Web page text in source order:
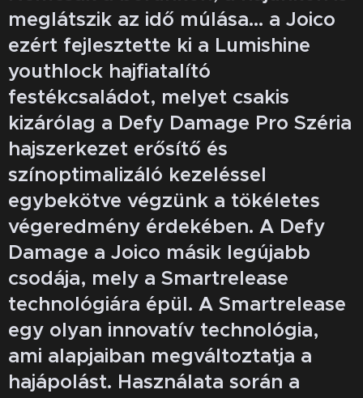
meglátszik az idő múlása... a Joico
ezért fejlesztette ki a Lumishine
youthlock hajfiatalító
festékcsaládot, melyet csakis
kizárólag a Defy Damage Pro Széria
hajszerkezet erősítő és
színoptimalizáló kezeléssel
egybekötve végzünk a tökéletes
végeredmény érdekében. A Defy
Damage a Joico másik legújabb
csodája, mely a Smartrelease
technológiára épül. A Smartrelease
egy olyan innovatív technológia,
ami alapjaiban megváltoztatja a
hajápolást. Használata során a